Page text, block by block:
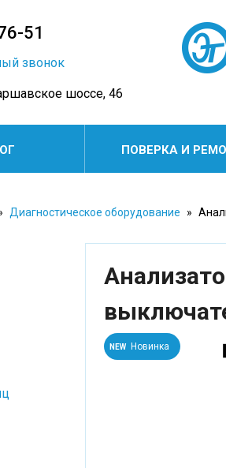
51
звонок
шоссе, 46
ПОВЕРКА И
Диагностическое оборудование »
Новинка
NEW